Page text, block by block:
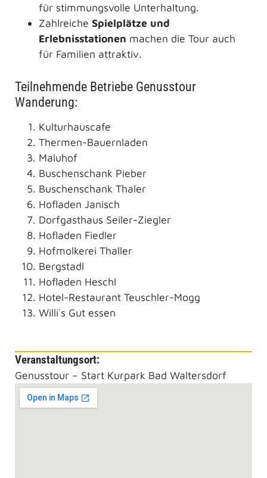
für stimmungsvolle Unterhaltung.
Zahlreiche Spielplätze und
Erlebnisstationen machen die Tour auch
für Familien attraktiv.
Teilnehmende Betriebe Genusstour
Wanderung:
Kulturhauscafe
Thermen-Bauernladen
Maluhof
Buschenschank Pieber
Buschenschank Thaler
Hofladen Janisch
Dorfgasthaus Seiler-Ziegler
Hofladen Fiedler
Hofmolkerei Thaller
Bergstadl
Hofladen Heschl
Hotel-Restaurant Teuschler-Mogg
Willi`s Gut essen
Veranstaltungs­ort:
Genusstour – Start Kurpark Bad Waltersdorf